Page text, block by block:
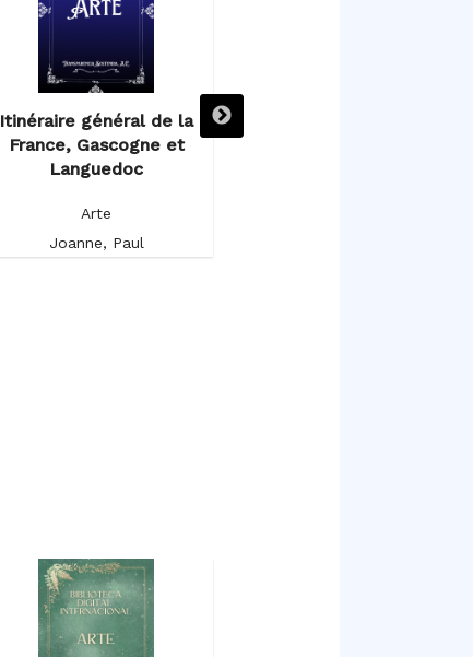
Itinéraire général de la
France, Gascogne et
Languedoc
Arte
Joanne, Paul
historique et artistique de